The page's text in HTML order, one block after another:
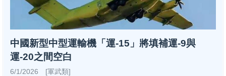
中國新型中型運輸機「運-15」將填補運-9與
運-20之間空白
6/1/2026 [軍武類]